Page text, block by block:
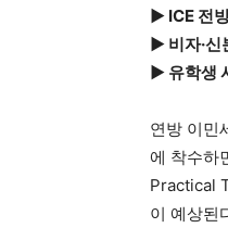
▶ ICE 전
▶ 비자·신
▶ 유학생
연방 이민
에 착수하
Practical
이 예상된